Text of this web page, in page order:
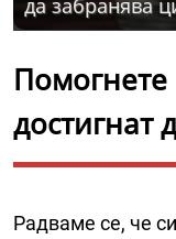
да забранява
достигнат
Радваме се, че